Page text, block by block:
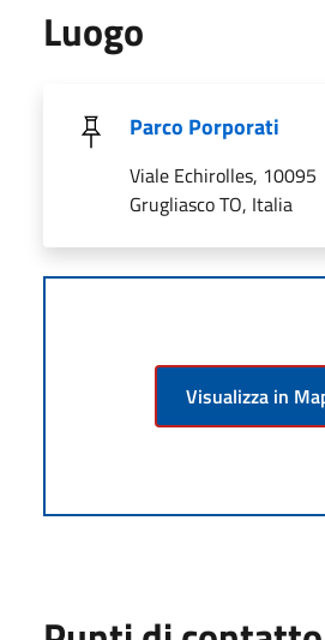
Luogo
Parco Porporati
Viale Echirolles, 10095
Grugliasco TO, Italia
Visualizza in